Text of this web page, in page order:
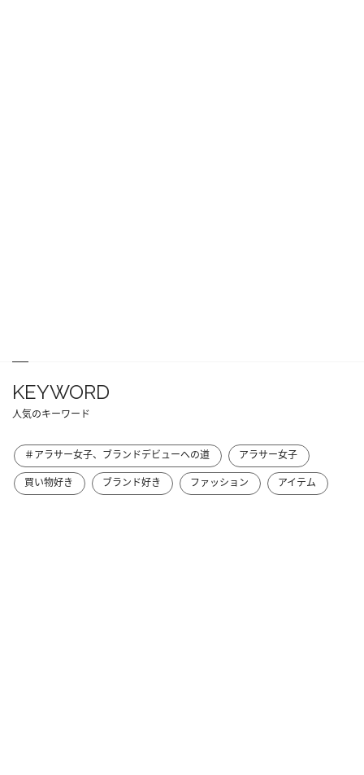
KEYWORD
人気のキーワード
＃アラサー女子、ブランドデビューへの道
アラサー女子
買い物好き
ブランド好き ファッション アイテム